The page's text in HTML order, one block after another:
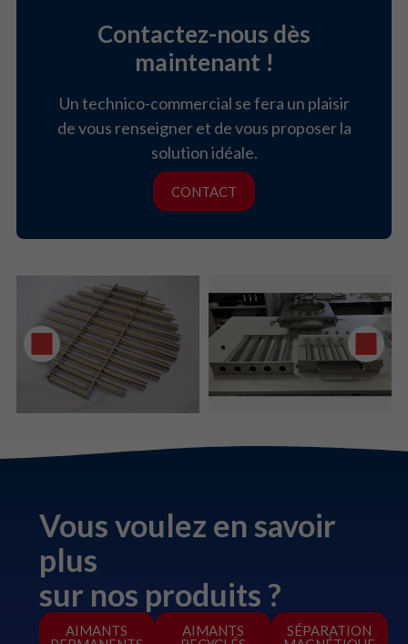
Contactez-nous dès
maintenant !
Un technico-commercial se fera un plaisir
de vous renseigner et de vous proposer la
solution idéale.
CONTACT
AIMANTS
AIMANTS
SÉPARATION
Vous voulez en savoir
plus
sur nos produits ?